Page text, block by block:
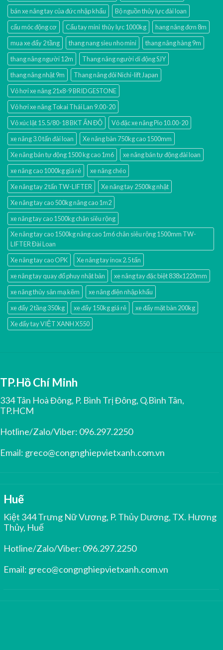
bán xe nâng tay của đức nhập khẩu
Bộ nguồn thủy lực đài loan
cẩu móc động cơ
Cẩu tay mini thủy lực 1000kg
hang nâng đơn 8m
mua xe đẩy 2 tầng
thang nang sieu nho mini
thang nâng hàng 9m
thang nâng người 12m
Thang nâng người di động SJY
thang nâng nhật 9m
Thang nâng đôi Nichi-lift Japan
Vỏ hơi xe nâng 21x8-9 BRIDGESTONE
Vỏ hơi xe nâng Tokai Thái Lan 9.00-20
Vỏ xúc lật 15.5/80-18 BKT ẤN ĐỘ
Vỏ đặc xe nâng Pio 10.00-20
xe nâng 3.0 tấn đài loan
Xe nâng bàn 750kg cao 1500mm
Xe nâng bán tự động 1500 kg cao 1m6
xe nâng bán tự động đài loan
xe nâng cao 1000kg giá rẻ
xe nâng chéo
Xe nâng tay 2 tấn TW-LIFTER
Xe nâng tay 2500kg nhật
Xe nâng tay cao 500kg nâng cao 1m2
xe nâng tay cao 1500kg chân siêu rộng
Xe nâng tay cao 1500kg nâng cao 1m6 chân siêu rộng 1500mm TW-
LIFTER Đài Loan
Xe nâng tay cao OPK
Xe nâng tay inox 2.5 tấn
xe nâng tay quay đổ phuy nhật bản
xe nâng tay đặc biệt 838x1220mm
xe nâng thủy sản mạ kẽm
xe nâng điện nhập khấu
xe đẩy 2 tầng 350kg
xe đẩy 150kg giá rẻ
xe đẩy mặt bàn 200kg
Xe đẩy tay VIỆT XANH X550
TP.Hồ Chí Minh
334 Tân Hoà Đông, P. Bình Trị Đông, Q.Bình Tân,
TP.HCM
Hotline/Zalo/Viber: 096.297.2250
Email: greco@congnghiepvietxanh.com.vn
Huế
Kiệt 344 Trưng Nữ Vương, P. Thủy Dương, TX. Hương
Thủy, Huế
Hotline/Zalo/Viber: 096.297.2250
Email: greco@congnghiepvietxanh.com.vn